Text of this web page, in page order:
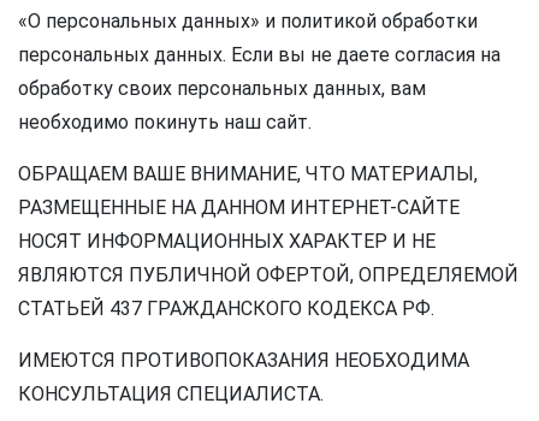
«О персональных данных» и политикой обработки
персональных данных. Если вы не даете согласия на
обработку своих персональных данных, вам
необходимо покинуть наш сайт.
ОБРАЩАЕМ ВАШЕ ВНИМАНИЕ, ЧТО МАТЕРИАЛЫ,
РАЗМЕЩЕННЫЕ НА ДАННОМ ИНТЕРНЕТ-САЙТЕ
НОСЯТ ИНФОРМАЦИОННЫХ ХАРАКТЕР И НЕ
ЯВЛЯЮТСЯ ПУБЛИЧНОЙ ОФЕРТОЙ, ОПРЕДЕЛЯЕМОЙ
СТАТЬЕЙ 437 ГРАЖДАНСКОГО КОДЕКСА РФ.
ИМЕЮТСЯ ПРОТИВОПОКАЗАНИЯ НЕОБХОДИМА
КОНСУЛЬТАЦИЯ СПЕЦИАЛИСТА.